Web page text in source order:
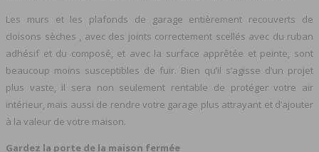
Les murs et les plafonds de garage entièrement recouverts de
cloisons sèches , avec des joints correctement scellés avec du ruban
adhésif et du composé, et avec la surface apprêtée et peinte, sont
beaucoup moins susceptibles de fuir. Bien qu’il s’agisse d’un projet
plus vaste, il sera non seulement rentable de protéger votre air
intérieur, mais aussi de rendre votre garage plus attrayant et d’ajouter
à la valeur de votre maison.
Gardez la porte de la maison fermée